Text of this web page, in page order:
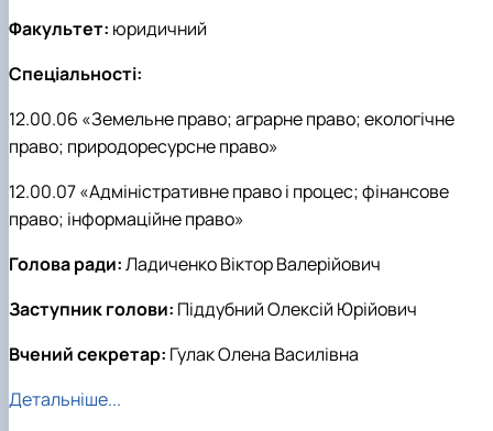
Факультет: юридичний
Спеціальності:
12.00.06 «Земельне право; аграрне право; екологічне
право; природоресурсне право»
12.00.07 «Адміністративне право і процес; фінансове
право; інформаційне право»
Голова ради:Ладиченко Віктор Валерійович
Заступник голови: Піддубний Олексій Юрійович
Вчений секретар: Гулак Олена Василівна
Детальніше...